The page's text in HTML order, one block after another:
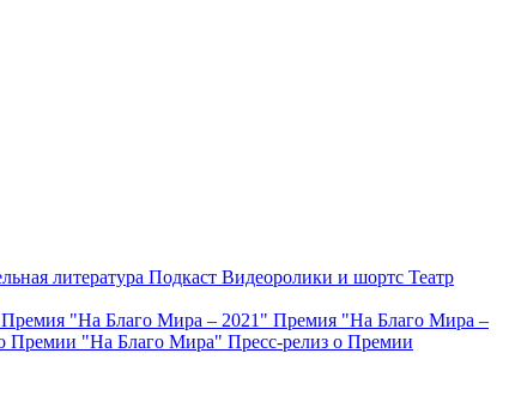
литература Подкаст Видеоролики и шортс Театр
Премия "На Благо Мира – 2021" Премия "На Благо Мира –
Премии "На Благо Мира" Пресс-релиз о Премии